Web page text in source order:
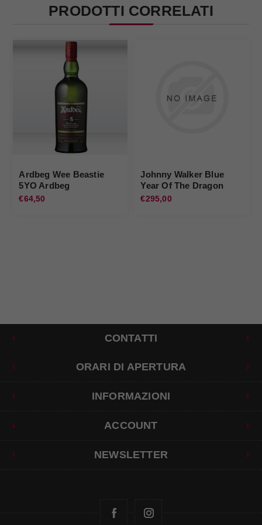
PRODOTTI CORRELATI
Ardbeg Wee Beastie
5YO Ardbeg
€64,50
Johnny Walker Blue
Year Of The Dragon
Johnnie Walker
€295,00
CONTATTI
ORARI DI APERTURA
INFORMAZIONI
ACCOUNT
NEWSLETTER